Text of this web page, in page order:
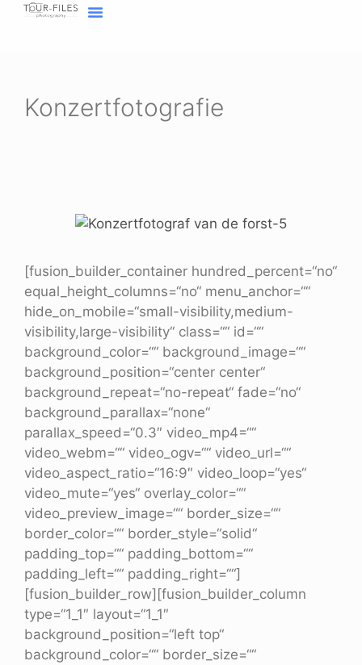
springen
Konzertfotografie
[fusion_builder_container hundred_percent=“no“
equal_height_columns=“no“ menu_anchor=““
hide_on_mobile=“small-visibility,medium-
visibility,large-visibility“ class=““ id=““
background_color=““ background_image=““
background_position=“center center“
background_repeat=“no-repeat“ fade=“no“
background_parallax=“none“
parallax_speed=“0.3″ video_mp4=““
video_webm=““ video_ogv=““ video_url=““
video_aspect_ratio=“16:9″ video_loop=“yes“
video_mute=“yes“ overlay_color=““
video_preview_image=““ border_size=““
border_color=““ border_style=“solid“
padding_top=““ padding_bottom=““
padding_left=““ padding_right=““]
[fusion_builder_row][fusion_builder_column
type=“1_1″ layout=“1_1″
background_position=“left top“
background_color=““ border_size=““